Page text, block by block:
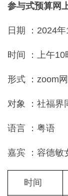
参与式预算网
日期 ：2024
时间 ：上午
形式 ：zoom
对象 ：社福界
语言 ：粤语
嘉宾 ：容德敏
时间